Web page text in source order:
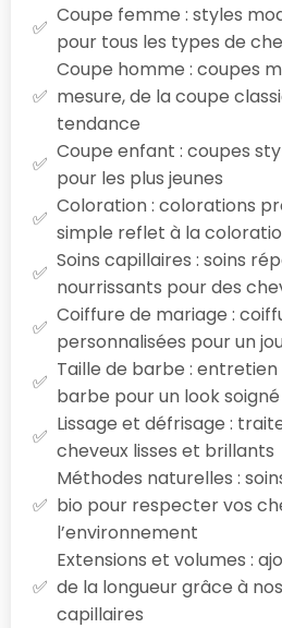
Coupe femme : styles
pour tous les types de
Coupe homme : coupes
mesure, de la coupe
tendance
Coupe enfant : coupes
pour les plus jeunes
Coloration : colorations
simple reflet à la
Soins capillaires : soins
nourrissants pour des
Coiffure de mariage :
personnalisées pour un
Taille de barbe :
barbe pour un look soigné
Lissage et défrisage :
cheveux lisses et brillants
Méthodes naturelles :
bio pour respecter vos
l’environnement
Extensions et volumes :
de la longueur grâce à
capillaires